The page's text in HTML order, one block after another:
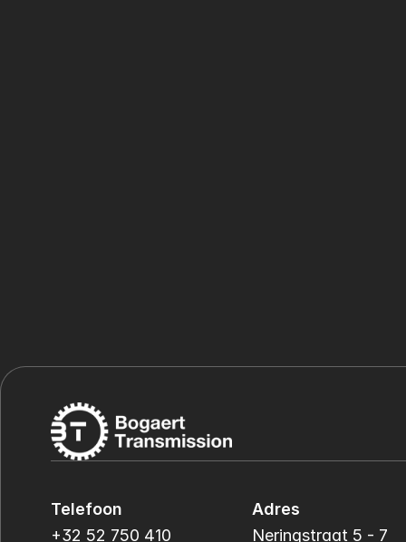
Telefoon
+32 52 750 410
Adres
Neringstraat 5 - 7